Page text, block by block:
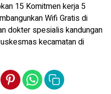
15 Komitmen kerja 5
Wifi Gratis di
dokter spesialis kandungan
kecamatan di